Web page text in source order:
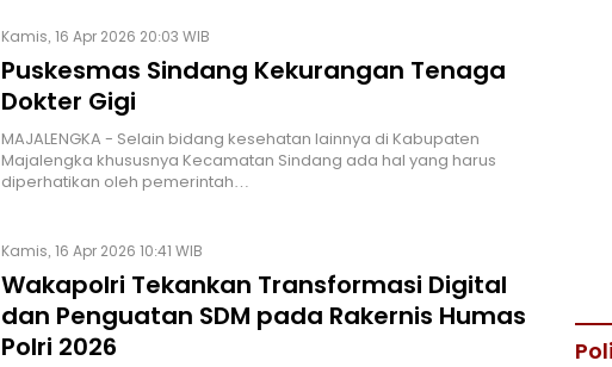
Kamis, 16 Apr 2026 20:03 WIB
Puskesmas Sindang Kekurangan Tenaga
Dokter Gigi
MAJALENGKA - Selain bidang kesehatan lainnya di Kabupaten
Majalengka khususnya Kecamatan Sindang ada hal yang harus
diperhatikan oleh pemerintah…
Kamis, 16 Apr 2026 10:41 WIB
Wakapolri Tekankan Transformasi Digital
dan Penguatan SDM pada Rakernis Humas
Polri 2026